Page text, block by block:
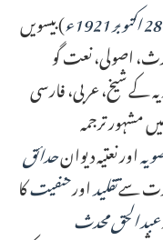
28 اکتوبر 1921ء ) بیسویں
اصولی، نعت گو
کے شیخ، عربی، فارسی
مشہور ترجمہ
اور نعتیہ دیوانحدائق
سےتقلیداورحنفیتکا
عبد الحق محدث